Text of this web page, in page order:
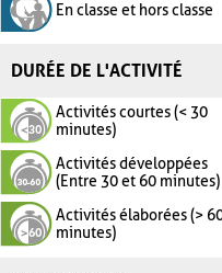
En classe et hors classe
DURÉE DE L'ACTIVITÉ
Activités courtes (< 30
minutes)
Activités développées
(Entre 30 et 60 minutes)
Activités élaborées (>
minutes)